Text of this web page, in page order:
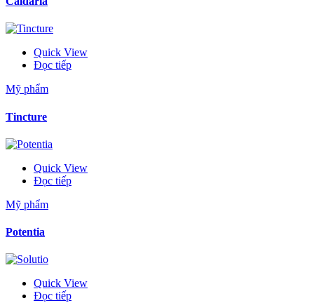
Quick View
Đọc tiếp
Mỹ phẩm
Tincture
Quick View
Đọc tiếp
Mỹ phẩm
Potentia
Quick View
Đọc tiếp